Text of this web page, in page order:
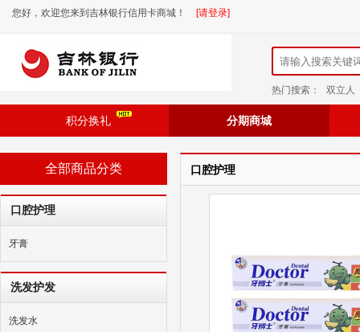
您好，欢迎您来到吉林银行信用卡商城！ [请登录]
热门搜索： 双立人
积分换礼 分期商城
全部商品分类
口腔护理
牙膏
洗发护发
洗发水
口腔护理